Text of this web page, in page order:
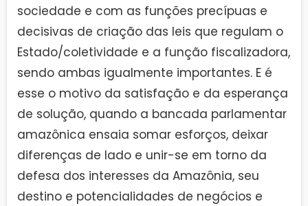
sociedade e com as funções precípuas e
decisivas de criação das leis que regulam o
Estado/coletividade e a função fiscalizadora,
sendo ambas igualmente importantes. E é
esse o motivo da satisfação e da esperança
de solução, quando a bancada parlamentar
amazônica ensaia somar esforços, deixar
diferenças de lado e unir-se em torno da
defesa dos interesses da Amazônia, seu
destino e potencialidades de negócios e